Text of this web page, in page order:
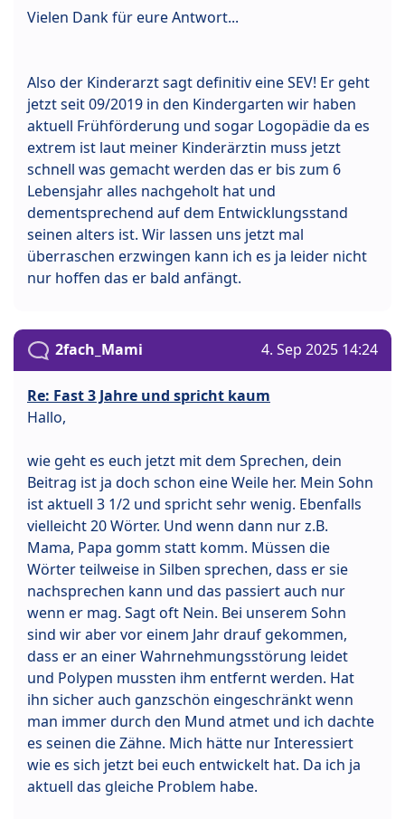
Vielen Dank für eure Antwort...
Also der Kinderarzt sagt definitiv eine SEV! Er geht
jetzt seit 09/2019 in den Kindergarten wir haben
aktuell Frühförderung und sogar Logopädie da es
extrem ist laut meiner Kinderärztin muss jetzt
schnell was gemacht werden das er bis zum 6
Lebensjahr alles nachgeholt hat und
dementsprechend auf dem Entwicklungsstand
seinen alters ist. Wir lassen uns jetzt mal
überraschen erzwingen kann ich es ja leider nicht
nur hoffen das er bald anfängt.
2fach_Mami 4. Sep 2025 14:24
Re: Fast 3 Jahre und spricht kaum
Hallo,
wie geht es euch jetzt mit dem Sprechen, dein
Beitrag ist ja doch schon eine Weile her. Mein Sohn
ist aktuell 3 1/2 und spricht sehr wenig. Ebenfalls
vielleicht 20 Wörter. Und wenn dann nur z.B.
Mama, Papa gomm statt komm. Müssen die
Wörter teilweise in Silben sprechen, dass er sie
nachsprechen kann und das passiert auch nur
wenn er mag. Sagt oft Nein. Bei unserem Sohn
sind wir aber vor einem Jahr drauf gekommen,
dass er an einer Wahrnehmungsstörung leidet
und Polypen mussten ihm entfernt werden. Hat
ihn sicher auch ganzschön eingeschränkt wenn
man immer durch den Mund atmet und ich dachte
es seinen die Zähne. Mich hätte nur Interessiert
wie es sich jetzt bei euch entwickelt hat. Da ich ja
aktuell das gleiche Problem habe.